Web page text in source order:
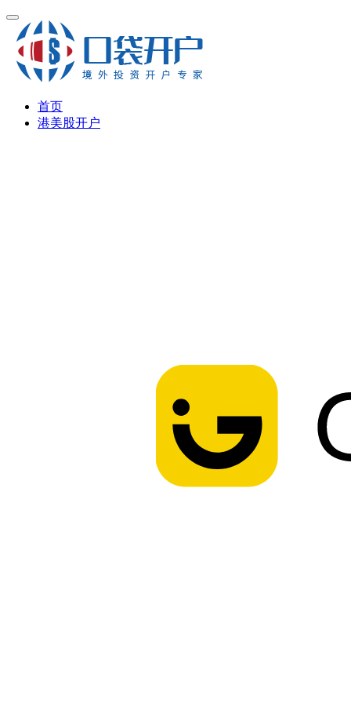
首页
港美股开户